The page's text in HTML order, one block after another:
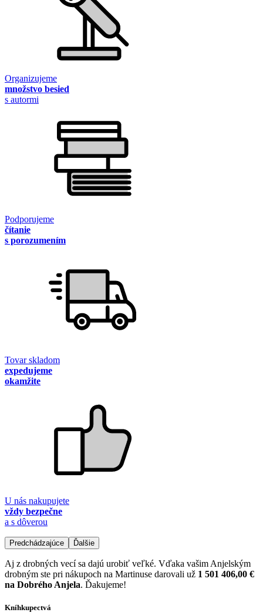
Organizujeme
množstvo besied
s autormi
Podporujeme
čítanie
s porozumením
Tovar skladom
expedujeme
okamžite
U nás nakupujete
vždy bezpečne
a s dôverou
Predchádzajúce Ďalšie
Aj z drobných vecí sa dajú urobiť veľké. Vďaka vašim Anjelským
drobným ste pri nákupoch na Martinuse darovali už 1 501 406,00 €
na Dobrého Anjela. Ďakujeme!
Kníhkupectvá